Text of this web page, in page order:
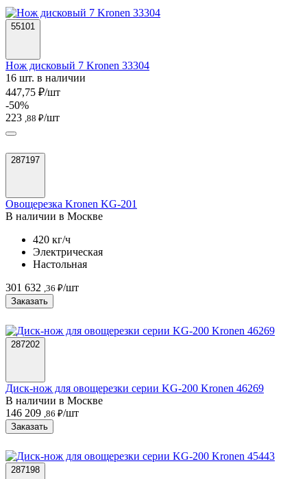
55101
Нож дисковый 7 Kronen 33304
16 шт. в наличии
447,75 ₽/шт
-50%
223 ,88 ₽/шт
287197
Овощерезка Kronen KG-201
В наличии в Москве
420 кг/ч
Электрическая
Настольная
301 632 ,36 ₽/шт
Заказать
287202
Диск-нож для овощерезки серии KG-200 Kronen 46269
В наличии в Москве
146 209 ,86 ₽/шт
Заказать
287198